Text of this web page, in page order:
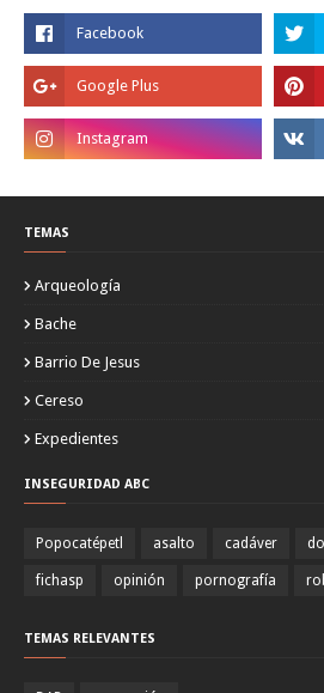
TEMAS
Arqueología
Bache
Barrio De Jesus
Cereso
Expedientes
INSEGURIDAD ABC
Popocatépetl asalto cadáver
fichasp opinión pornografía
TEMAS RELEVANTES